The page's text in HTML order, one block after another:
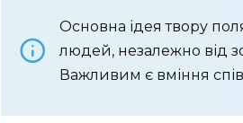
Основна ідея твору
людей, незалежно від
Важливим є вміння